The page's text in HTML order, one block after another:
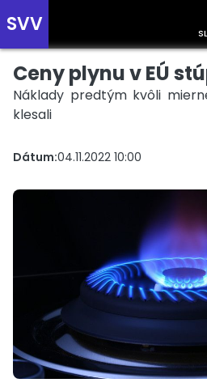
SVV
Prehľad správ podľa
Zobrazte si správy rozdelené
prehľad o dianí vo svete.
Česko
Ceny plynu v EÚ
Náklady predtým kvôli
klesali
Dátum:04.11.2022 10:00